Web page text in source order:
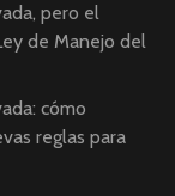
pero el
de Manejo del
cómo
reglas para